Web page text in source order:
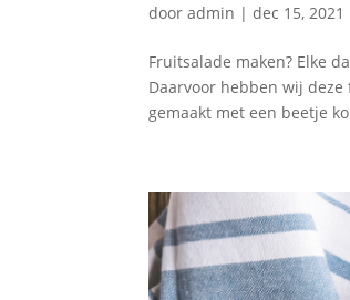
dooradmin |dec 15, 2021
Fruitsalade maken? Elke
Daarvoor hebben wij
gemaakt met een beetje